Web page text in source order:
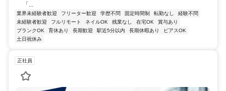
「...
業界未経験者歓迎 フリーター歓迎 学歴不問 固定時間制 転勤なし
経験不問
未経験者歓迎
フルリモート ネイルOK 残業なし 在宅OK
賞与あり
ブランクOK
育休あり 長期歓迎 駅近5分以内 長期休暇あり
ピアスOK
土日祝休み
正社員